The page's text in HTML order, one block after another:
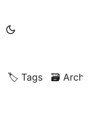
🏷️ Tags 🗃️